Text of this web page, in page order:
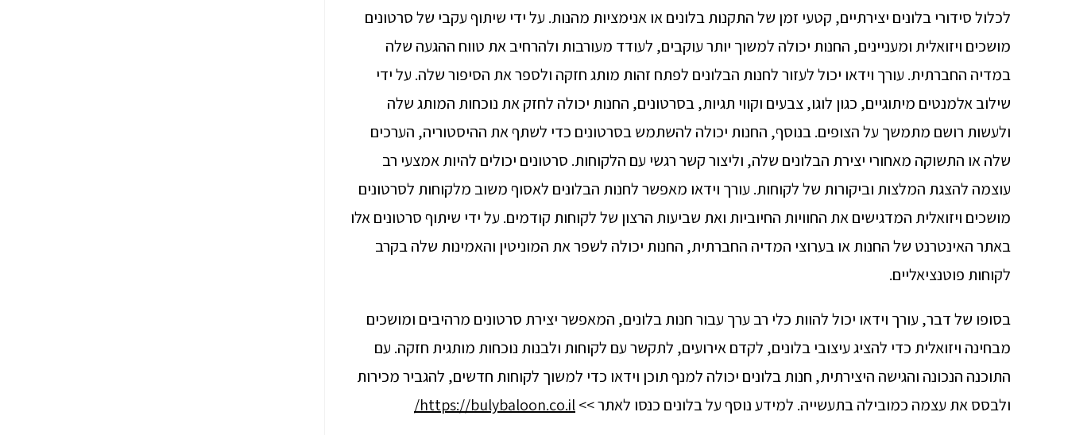
לכלול סידורי בלונים יצירתיים, קטעי זמן של התקנות בלונים או אנימציות מהנות. על ידי שיתוף עקבי של סרטונים
מושכים ויזואלית ומעניינים, החנות יכולה למשוך יותר עוקבים, לעודד מעורבות ולהרחיב את טווח ההגעה שלה
במדיה החברתית. עורך וידאו יכול לעזור לחנות הבלונים לפתח זהות מותג חזקה ולספר את הסיפור שלה. על ידי
שילוב אלמנטים מיתוגיים, כגון לוגו, צבעים וקווי תגיות, בסרטונים, החנות יכולה לחזק את נוכחות המותג שלה
ולעשות רושם מתמשך על הצופים. בנוסף, החנות יכולה להשתמש בסרטונים כדי לשתף את ההיסטוריה, הערכים
שלה או התשוקה מאחורי יצירת הבלונים שלה, וליצור קשר רגשי עם הלקוחות. סרטונים יכולים להיות אמצעי רב
עוצמה להצגת המלצות וביקורות של לקוחות. עורך וידאו מאפשר לחנות הבלונים לאסוף משוב מלקוחות לסרטונים
מושכים ויזואלית המדגישים את החוויות החיוביות ואת שביעות הרצון של לקוחות קודמים. על ידי שיתוף סרטונים אלו
באתר האינטרנט של החנות או בערוצי המדיה החברתית, החנות יכולה לשפר את המוניטין והאמינות שלה בקרב
לקוחות פוטנציאליים.
בסופו של דבר, עורך וידאו יכול להוות כלי רב ערך עבור חנות בלונים, המאפשר יצירת סרטונים מרהיבים ומושכים
מבחינה ויזואלית כדי להציג עיצובי בלונים, לקדם אירועים, לתקשר עם לקוחות ולבנות נוכחות מותגית חזקה. עם
התוכנה הנכונה והגישה היצירתית, חנות בלונים יכולה למנף תוכן וידאו כדי למשוך לקוחות חדשים, להגביר מכירות
ולבסס את עצמה כמובילה בתעשייה. למידע נוסף על בלונים כנסו לאתר >>https://bulybaloon.co.il/